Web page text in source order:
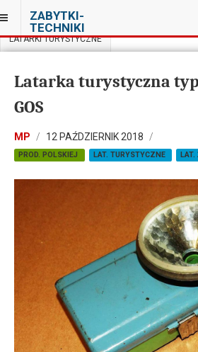
ZABYTKI-
TECHNIKI
JESTEŚ TUTAJ:
LATARKI TURYSTYCZNE
Latarka turystyczna typ
GOS
MP 12 PAŹDZIERNIK 2018
PROD. POLSKIEJ LAT. TURYSTYCZNE LAT.